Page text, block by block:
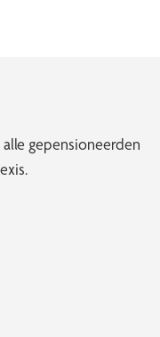
gepensioneerden